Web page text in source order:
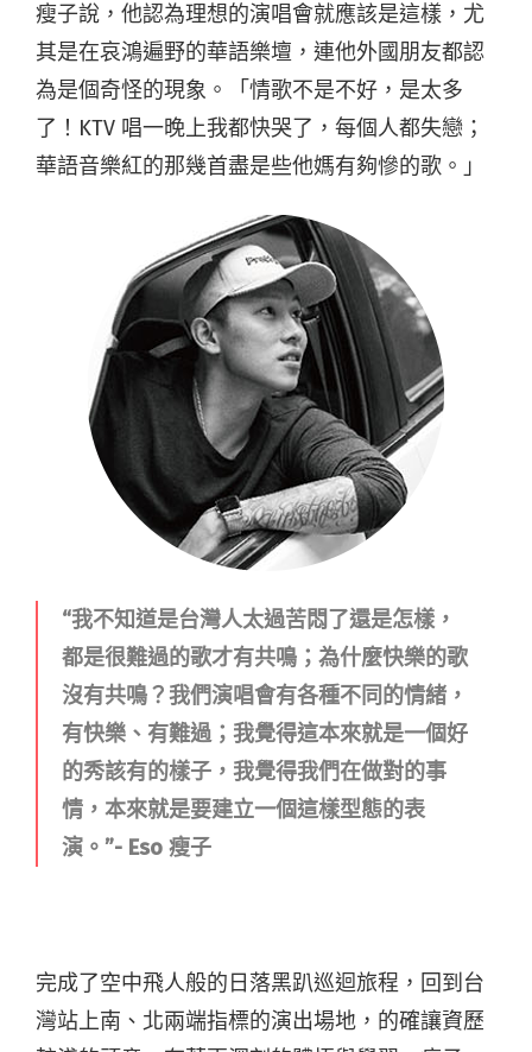
瘦子說，他認為理想的演唱會就應該是這樣，尤
其是在哀鴻遍野的華語樂壇，連他外國朋友都認
為是個奇怪的現象。「情歌不是不好，是太多
了！KTV 唱一晚上我都快哭了，每個人都失戀；
華語音樂紅的那幾首盡是些他媽有夠慘的歌。」
“我不知道是台灣人太過苦悶了還是怎樣，
都是很難過的歌才有共鳴；為什麼快樂的歌
沒有共鳴？我們演唱會有各種不同的情緒，
有快樂、有難過；我覺得這本來就是一個好
的秀該有的樣子，我覺得我們在做對的事
情，本來就是要建立一個這樣型態的表
演。”- Eso 瘦子
完成了空中飛人般的日落黑趴巡迴旅程，回到台
灣站上南、北兩端指標的演出場地，的確讓資歷